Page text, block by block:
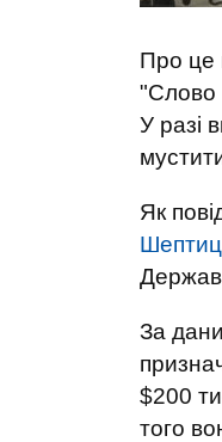
Про це
"Слово
У разі
Як
За
$200
того